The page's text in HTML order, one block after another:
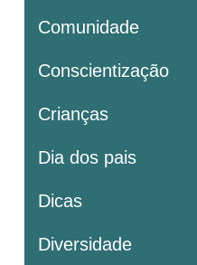
Comunidade
Conscientização
Crianças
Dia dos pais
Dicas
Diversidade